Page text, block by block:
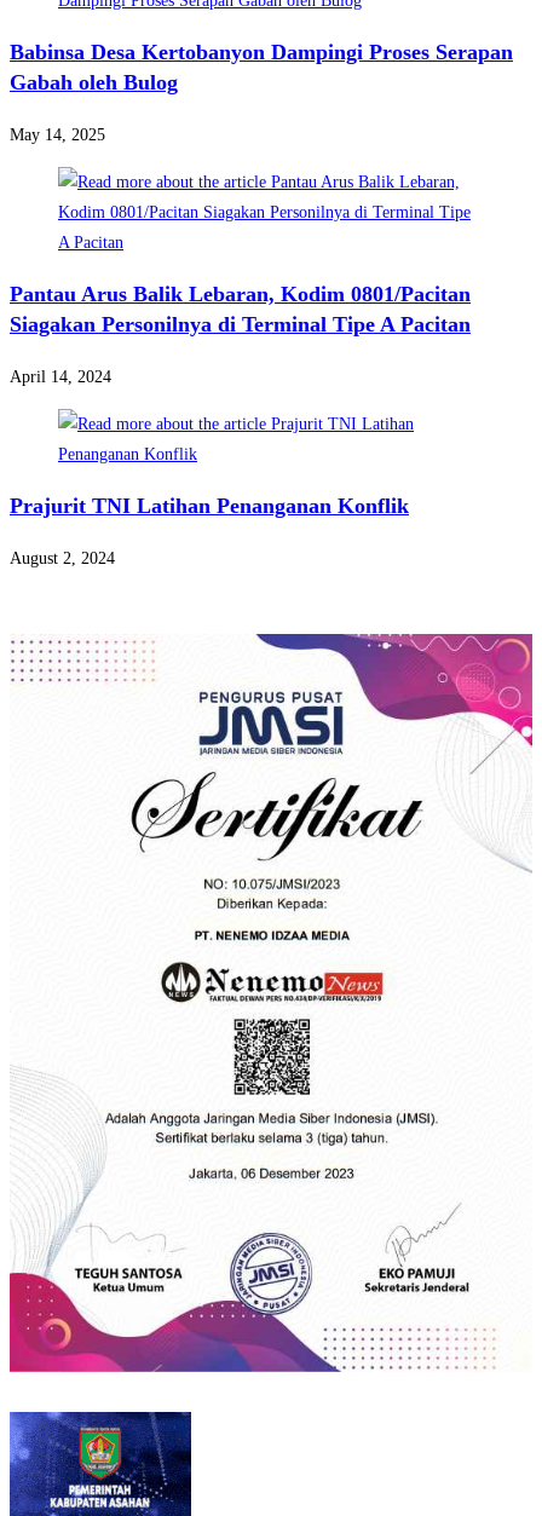
Babinsa Desa Kertobanyon Dampingi Proses Serapan
Gabah oleh Bulog
May 14, 2025
Pantau Arus Balik Lebaran, Kodim 0801/Pacitan
Siagakan Personilnya di Terminal Tipe A Pacitan
April 14, 2024
Prajurit TNI Latihan Penanganan Konflik
August 2, 2024